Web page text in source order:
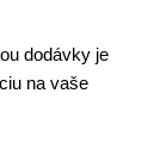
dodávky je
na vaše